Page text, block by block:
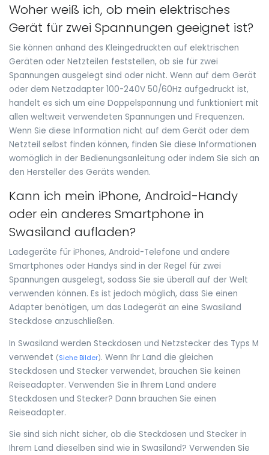
Woher weiß ich, ob mein elektrisches
Gerät für zwei Spannungen geeignet ist?
Sie können anhand des Kleingedruckten auf elektrischen
Geräten oder Netzteilen feststellen, ob sie für zwei
Spannungen ausgelegt sind oder nicht. Wenn auf dem Gerät
oder dem Netzadapter 100-240V 50/60Hz aufgedruckt ist,
handelt es sich um eine Doppelspannung und funktioniert mit
allen weltweit verwendeten Spannungen und Frequenzen.
Wenn Sie diese Information nicht auf dem Gerät oder dem
Netzteil selbst finden können, finden Sie diese Informationen
womöglich in der Bedienungsanleitung oder indem Sie sich an
den Hersteller des Geräts wenden.
Kann ich mein iPhone, Android-Handy
oder ein anderes Smartphone in
Swasiland aufladen?
Ladegeräte für iPhones, Android-Telefone und andere
Smartphones oder Handys sind in der Regel für zwei
Spannungen ausgelegt, sodass Sie sie überall auf der Welt
verwenden können. Es ist jedoch möglich, dass Sie einen
Adapter benötigen, um das Ladegerät an eine Swasiland
Steckdose anzuschließen.
In Swasiland werden Steckdosen und Netzstecker des Typs M
verwendet (Siehe Bilder). Wenn Ihr Land die gleichen
Steckdosen und Stecker verwendet, brauchen Sie keinen
Reiseadapter. Verwenden Sie in Ihrem Land andere
Steckdosen und Stecker? Dann brauchen Sie einen
Reiseadapter.
Sie sind sich nicht sicher, ob die Steckdosen und Stecker in
Ihrem Land dieselben sind wie in Swasiland? Verwenden Sie